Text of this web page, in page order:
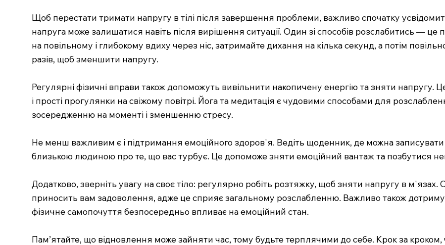
Щоб перестати тримати напругу в тілі після завершення проблеми, важливо спочатку
напруга може залишатися навіть після вирішення ситуації. Один зі способів розслабитись — це
на повільному і глибокому вдиху через ніс, затримайте дихання на кілька секунд, а потім
разів, щоб зменшити напругу.
Регулярні фізичні вправи також допоможуть вивільнити накопичену енергію та зняти напругу.
і прості прогулянки на свіжому повітрі. Йога та медитація є чудовими способами для
зосередженню на моменті і зменшенню стресу.
Не менш важливим є і підтримання емоційного здоров'я. Ведіть щоденник, де можна записувати
близькою людиною про те, що вас турбує. Це допоможе зняти емоційний вантаж та позбутися
Додатково, зверніть увагу на своє тіло: регулярно робіть розтяжку, щоб зняти напругу в м'язах.
приносить вам задоволення, адже це сприяє загальному розслабленню. Важливо також
фізичне самопочуття безпосередньо впливає на емоційний стан.
Пам’ятайте, що відновлення може зайняти час, тому будьте терплячими до себе. Крок за кроком,